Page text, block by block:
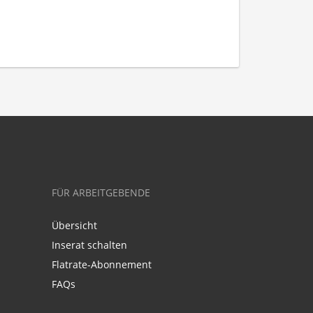
FÜR ARBEITGEBENDE
Übersicht
Inserat schalten
Flatrate-Abonnement
FAQs